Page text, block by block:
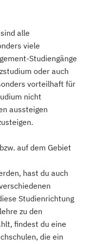
sind alle
viele
Studiengänge
oder auch
vorteilhaft für
nicht
aussteigen
bzw. auf dem Gebiet
hast du auch
Studienrichtung
zu den
findest du eine
die ein